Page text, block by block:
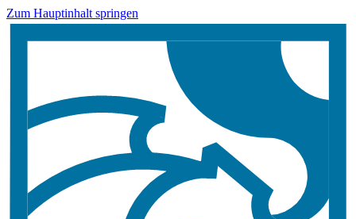
Zum Hauptinhalt springen